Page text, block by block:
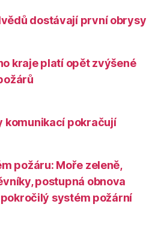
dostávají první obrysy
kraje platí opět zvýšené
komunikací pokračují
požáru: Moře zeleně,
postupná obnova
systém požární